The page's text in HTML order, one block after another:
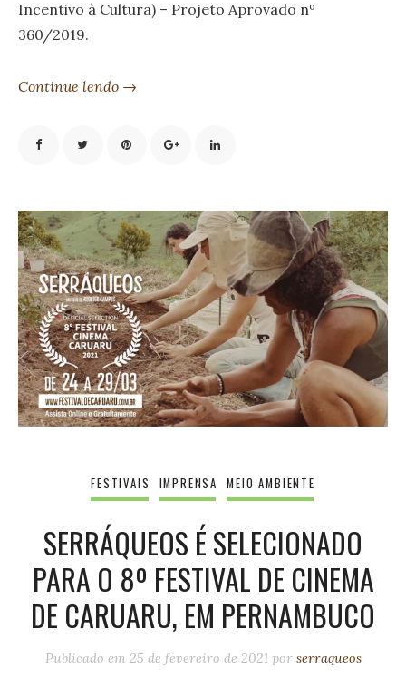
Incentivo à Cultura) – Projeto Aprovado nº
360/2019.
Continue lendo →
FESTIVAIS IMPRENSA MEIO AMBIENTE
SERRÁQUEOS É SELECIONADO
PARA O 8º FESTIVAL DE CINEMA
DE CARUARU, EM PERNAMBUCO
Publicado em 25 de fevereiro de 2021 por serraqueos